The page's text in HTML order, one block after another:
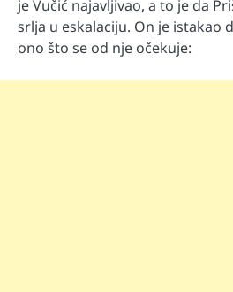
je Vučić najavljivao, a to je da
srlja u eskalaciju. On je istakao
ono što se od nje očekuje: